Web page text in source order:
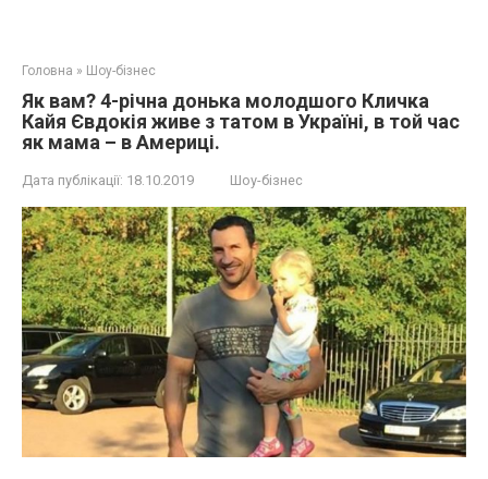
Головна » Шоу-бізнес
Як вам? 4-річна донька молодшого Кличка
Кайя Євдокія живе з татом в Україні, в той час
як мама – в Америці.
Дата публікації: 18.10.2019 Шоу-бізнес